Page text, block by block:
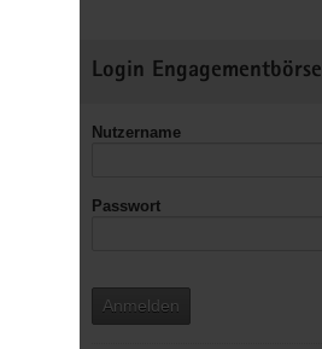
Informationen
Login Engagementbörse
Nutzername
Passwort
Anmelden